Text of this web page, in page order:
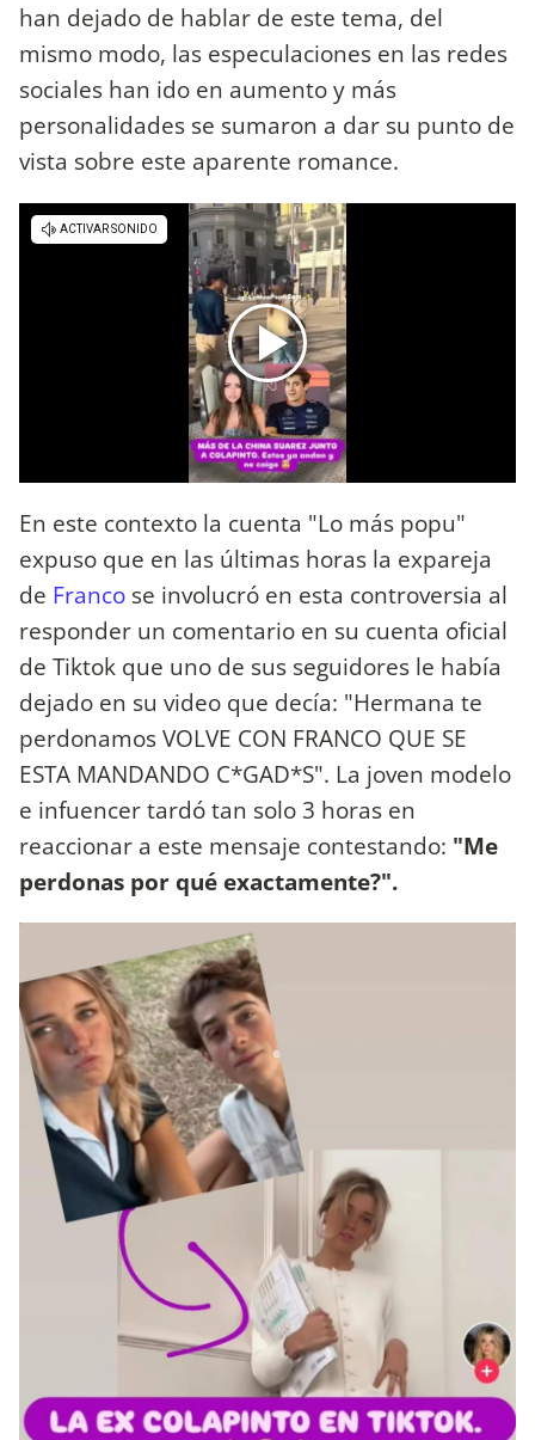
han dejado de hablar de este tema, del
mismo modo, las especulaciones en las redes
sociales han ido en aumento y más
personalidades se sumaron a dar su punto de
vista sobre este aparente romance.
En este contexto la cuenta "Lo más popu"
expuso que en las últimas horas la expareja
de Franco se involucró en esta controversia al
responder un comentario en su cuenta oficial
de Tiktok que uno de sus seguidores le había
dejado en su video que decía: "Hermana te
perdonamos VOLVE CON FRANCO QUE SE
ESTA MANDANDO C*GAD*S". La joven modelo
e infuencer tardó tan solo 3 horas en
reaccionar a este mensaje contestando: "Me
perdonas por qué exactamente?".